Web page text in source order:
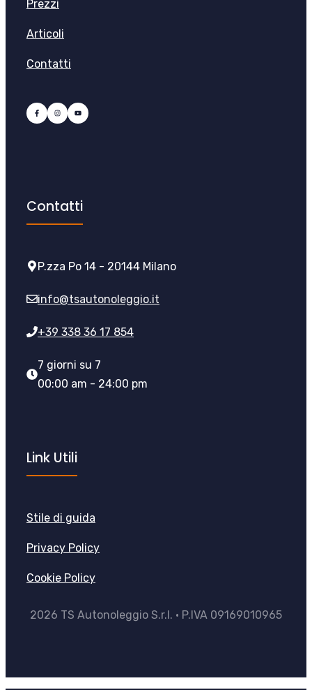
Prezzi
Articoli
Contatti
Contatti
P.zza Po 14 - 20144 Milano
info@tsautonoleggio.it
+39 338 36 17 854
7 giorni su 7
00:00 am - 24:00 pm
Link Utili
Stile di guida
Privacy Policy
Cookie Policy
2026 TS Autonoleggio S.r.l. • P.IVA 09169010965